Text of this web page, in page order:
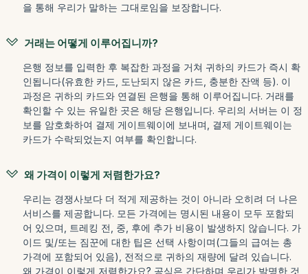
을 통해 우리가 말하는 그대로임을 보장합니다.
거래는 어떻게 이루어집니까?
은행 정보를 입력한 후 복잡한 과정을 거쳐 귀하의 카드가 즉시 확
인됩니다(유효한 카드, 도난되지 않은 카드, 충분한 잔액 등). 이
과정은 귀하의 카드와 연결된 은행을 통해 이루어집니다. 거래를
확인할 수 있는 유일한 곳은 해당 은행입니다. 우리의 서버는 이 정
보를 암호화하여 결제 게이트웨이에 보내며, 결제 게이트웨이는
카드가 수락되었는지 여부를 확인합니다.
왜 가격이 이렇게 저렴한가요?
우리는 경쟁사보다 더 적게 제공하는 것이 아니라 오히려 더 나은
서비스를 제공합니다. 모든 가격에는 명시된 내용이 모두 포함되
어 있으며, 트레킹 전, 중, 후에 추가 비용이 발생하지 않습니다. 가
이드 및/또는 짐꾼에 대한 팁은 선택 사항이며(그들의 급여는 총
가격에 포함되어 있음), 전적으로 귀하의 재량에 달려 있습니다.
왜 가격이 이렇게 저렴한가요? 공식은 간단하며 우리가 발명한 것